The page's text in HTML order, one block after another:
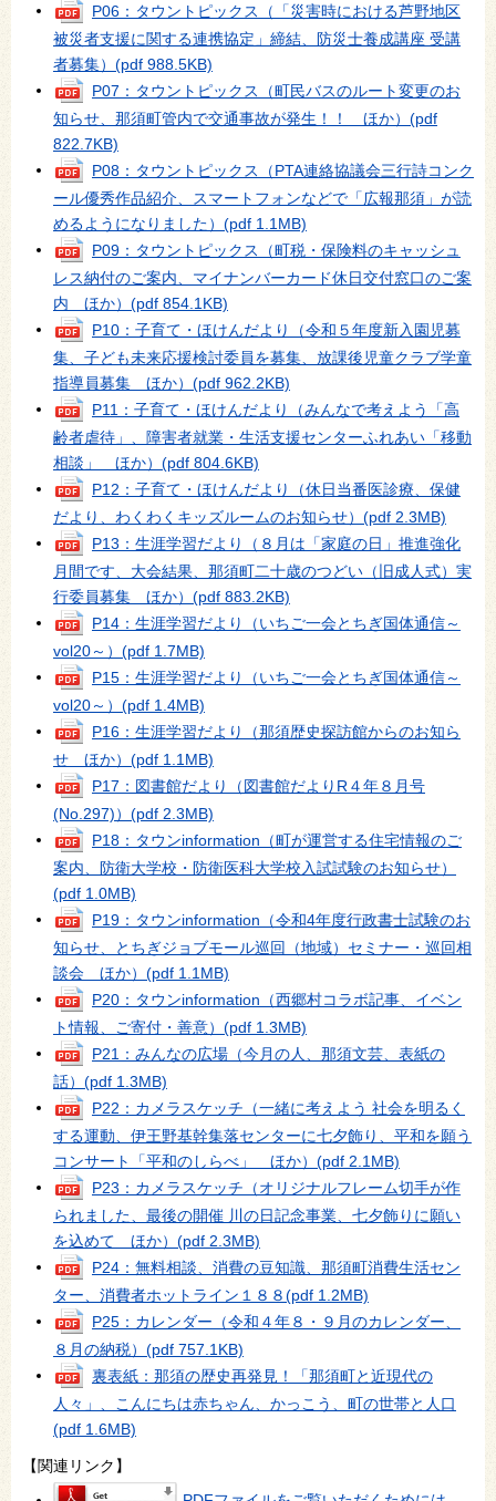
P06：タウントピックス（「災害時における芦野地区
被災者支援に関する連携協定」締結、防災士養成講座 受講
者募集） (pdf 988.5KB)
P07：タウントピックス（町民バスのルート変更のお
知らせ、那須町管内で交通事故が発生！！ ほか） (pdf
822.7KB)
P08：タウントピックス（PTA連絡協議会三行詩コンク
ール優秀作品紹介、スマートフォンなどで「広報那須」が読
めるようになりました） (pdf 1.1MB)
P09：タウントピックス（町税・保険料のキャッシュ
レス納付のご案内、マイナンバーカード休日交付窓口のご案
内 ほか） (pdf 854.1KB)
P10：子育て・ほけんだより（令和５年度新入園児募
集、子ども未来応援検討委員を募集、放課後児童クラブ学童
指導員募集 ほか） (pdf 962.2KB)
P11：子育て・ほけんだより（みんなで考えよう「高
齢者虐待」、障害者就業・生活支援センターふれあい「移動
相談」 ほか） (pdf 804.6KB)
P12：子育て・ほけんだより（休日当番医診療、保健
だより、わくわくキッズルームのお知らせ） (pdf 2.3MB)
P13：生涯学習だより（８月は「家庭の日」推進強化
月間です、大会結果、那須町二十歳のつどい（旧成人式）実
行委員募集 ほか） (pdf 883.2KB)
P14：生涯学習だより（いちご一会とちぎ国体通信～
vol20～） (pdf 1.7MB)
P15：生涯学習だより（いちご一会とちぎ国体通信～
vol20～） (pdf 1.4MB)
P16：生涯学習だより（那須歴史探訪館からのお知ら
せ ほか） (pdf 1.1MB)
P17：図書館だより（図書館だよりR４年８月号
(No.297)） (pdf 2.3MB)
P18：タウンinformation（町が運営する住宅情報のご
案内、防衛大学校・防衛医科大学校入試試験のお知らせ）
(pdf 1.0MB)
P19：タウンinformation（令和4年度行政書士試験のお
知らせ、とちぎジョブモール巡回（地域）セミナー・巡回相
談会 ほか） (pdf 1.1MB)
P20：タウンinformation（西郷村コラボ記事、イベン
ト情報、ご寄付・善意） (pdf 1.3MB)
P21：みんなの広場（今月の人、那須文芸、表紙の
話） (pdf 1.3MB)
P22：カメラスケッチ（一緒に考えよう 社会を明るく
する運動、伊王野基幹集落センターに七夕飾り、平和を願う
コンサート「平和のしらべ」 ほか） (pdf 2.1MB)
P23：カメラスケッチ（オリジナルフレーム切手が作
られました、最後の開催 川の日記念事業、七夕飾りに願い
を込めて ほか） (pdf 2.3MB)
P24：無料相談、消費の豆知識、那須町消費生活セン
ター、消費者ホットライン１８８(pdf 1.2MB)
P25：カレンダー（令和４年８・９月のカレンダー、
８月の納税） (pdf 757.1KB)
裏表紙：那須の歴史再発見！「那須町と近現代の
人々」、こんにちは赤ちゃん、かっこう、町の世帯と人口
(pdf 1.6MB)
【関連リンク】